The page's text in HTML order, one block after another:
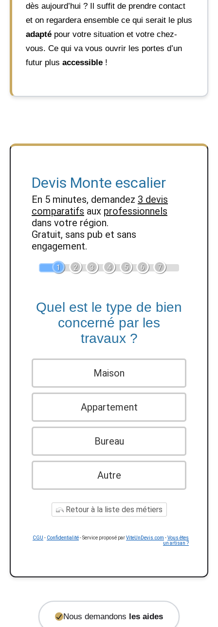
dès aujourd’hui ? Il suffit de prendre contact
et on regardera ensemble ce qui serait le plus
adapté pour votre situation et votre chez-
vous. Ce qui va vous ouvrir les portes d’un
futur plus accessible !
Devis Monte escalier
En 5 minutes, demandez 3 devis
comparatifs aux professionnels
dans votre région.
Gratuit, sans pub et sans
engagement.
1 2 3 4 5 6 7
Quel est le type de bien
concerné par les
travaux ?
Maison
Appartement
Bureau
Autre
Retour à la liste des métiers
CGU - Confidentialité- Service proposé parViteUnDevis.com -Vous êtes
un artisan ?
Nous demandons les aides